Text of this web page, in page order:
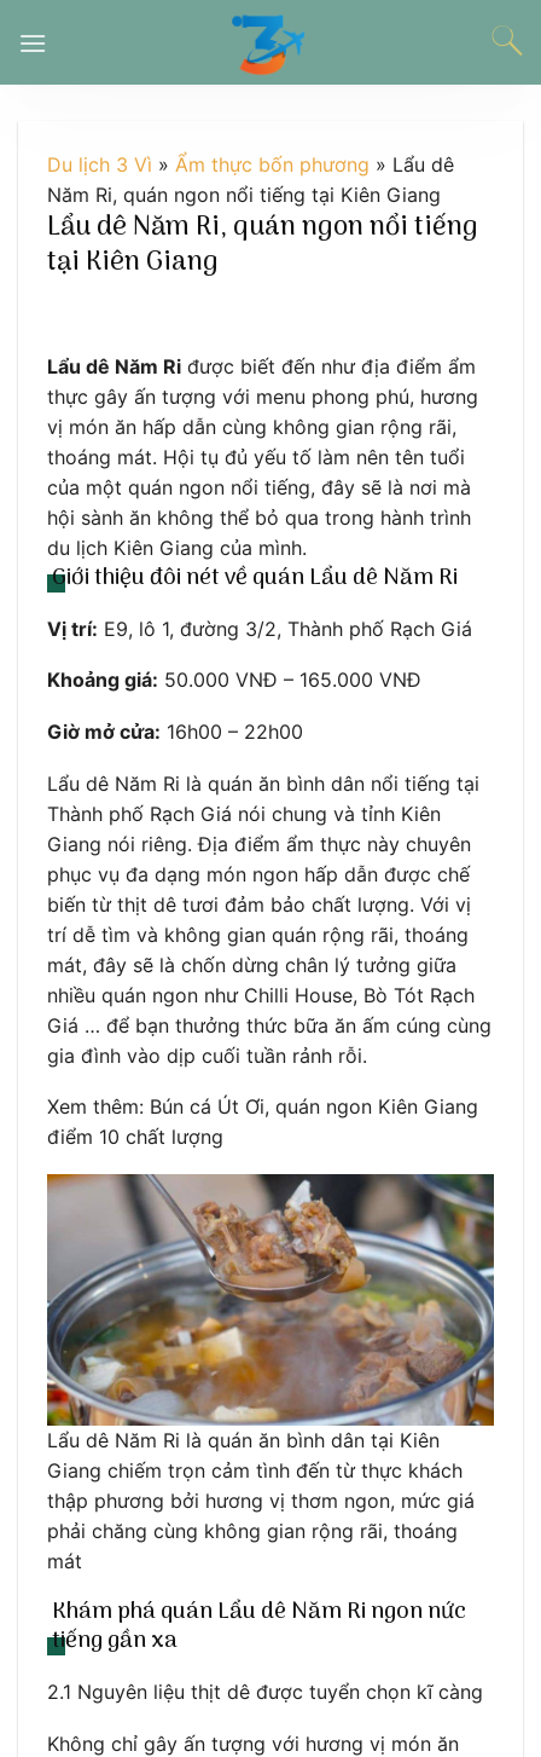
đến
Du lịch 3 Vì » Ẩm thực bốn phương » Lẩu dê
Năm Ri, quán ngon nổi tiếng tại Kiên Giang
Lẩu dê Năm Ri, quán ngon nổi tiếng
tại Kiên Giang
Lẩu dê Năm Ri được biết đến như địa điểm ẩm
thực gây ấn tượng với menu phong phú, hương
vị món ăn hấp dẫn cùng không gian rộng rãi,
thoáng mát. Hội tụ đủ yếu tố làm nên tên tuổi
của một quán ngon nổi tiếng, đây sẽ là nơi mà
hội sành ăn không thể bỏ qua trong hành trình
du lịch Kiên Giang của mình.
Giới thiệu đôi nét về quán Lẩu dê Năm Ri
Vị trí: E9, lô 1, đường 3/2, Thành phố Rạch Giá
Khoảng giá: 50.000 VNĐ – 165.000 VNĐ
Giờ mở cửa: 16h00 – 22h00
Lẩu dê Năm Ri là quán ăn bình dân nổi tiếng tại
Thành phố Rạch Giá nói chung và tỉnh Kiên
Giang nói riêng. Địa điểm ẩm thực này chuyên
phục vụ đa dạng món ngon hấp dẫn được chế
biến từ thịt dê tươi đảm bảo chất lượng. Với vị
trí dễ tìm và không gian quán rộng rãi, thoáng
mát, đây sẽ là chốn dừng chân lý tưởng giữa
nhiều quán ngon như Chilli House, Bò Tót Rạch
Giá … để bạn thưởng thức bữa ăn ấm cúng cùng
gia đình vào dịp cuối tuần rảnh rỗi.
Xem thêm: Bún cá Út Ơi, quán ngon Kiên Giang
điểm 10 chất lượng
Lẩu dê Năm Ri là quán ăn bình dân tại Kiên
Giang chiếm trọn cảm tình đến từ thực khách
thập phương bởi hương vị thơm ngon, mức giá
phải chăng cùng không gian rộng rãi, thoáng
mát
Khám phá quán Lẩu dê Năm Ri ngon nức
tiếng gần xa
2.1 Nguyên liệu thịt dê được tuyển chọn kĩ càng
Không chỉ gây ấn tượng với hương vị món ăn